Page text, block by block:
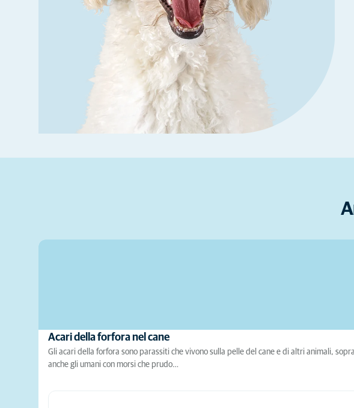
Acari della forfora nel cane
Gli acari della forfora sono parassiti che vivono sulla pelle del cane e di altri animali,
anche gli umani con morsi che prudo…